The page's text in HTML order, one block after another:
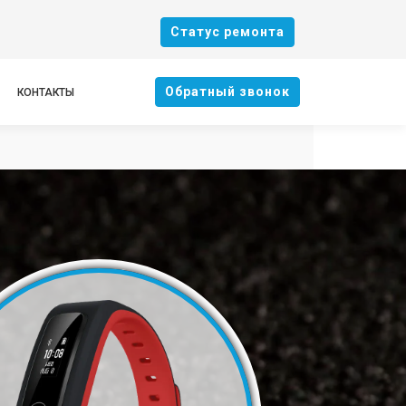
Cтатус ремонта
КОНТАКТЫ Oбратный звонок